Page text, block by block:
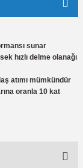
sunar
hızlı delme olanağı
atımı mümkündür
oranla 10 kat